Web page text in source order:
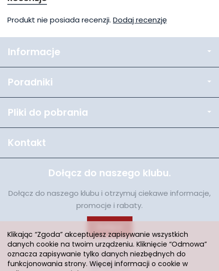
Produkt nie posiada recenzji. Dodaj recenzję
Informacje
Poradniki
Pliki do pobrania
Kontakt
Dołącz do naszego klubu.
Dołącz do naszego klubu i otrzymuj ciekawe informacje,
promocje i rabaty.
Klikając “Zgoda” akceptujesz zapisywanie wszystkich
danych cookie na twoim urządzeniu. Kliknięcie “Odmowa”
oznacza zapisywanie tylko danych niezbędnych do
funkcjonowania strony. Więcej informacji o cookie w